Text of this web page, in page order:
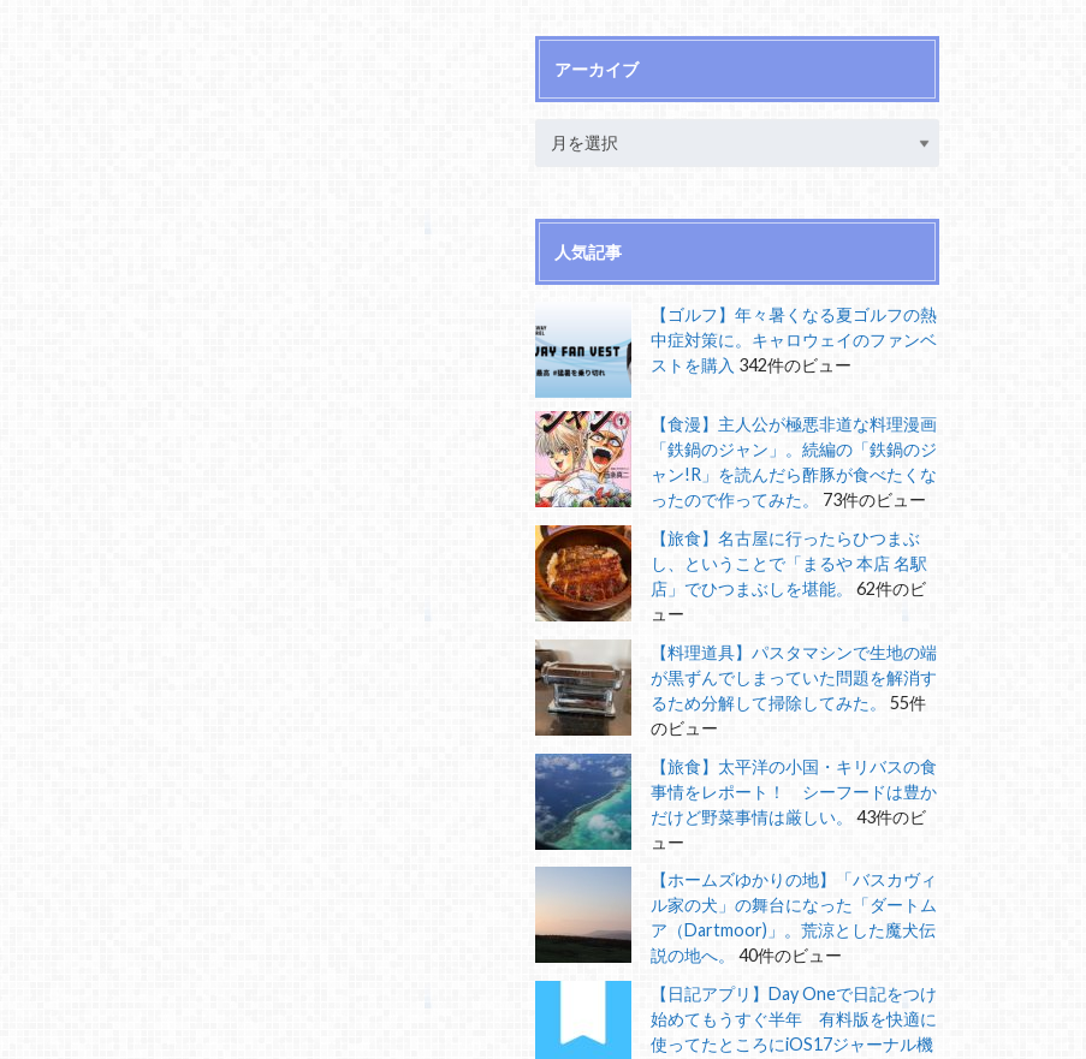
アーカイブ
人気記事
【ゴルフ】年々暑くなる夏ゴルフの熱
中症対策に。キャロウェイのファンベ
ストを購入 342件のビュー
【食漫】主人公が極悪非道な料理漫画
「鉄鍋のジャン」。続編の「鉄鍋のジ
ャン!R」を読んだら酢豚が食べたくな
ったので作ってみた。
73件のビュー
【旅食】名古屋に行ったらひつまぶ
し、ということで「まるや 本店 名駅
店」でひつまぶしを堪能。
62件のビ
ュー
【料理道具】パスタマシンで生地の端
が黒ずんでしまっていた問題を解消す
るため分解して掃除してみた。
55件
のビュー
【旅食】太平洋の小国・キリバスの食
事情をレポート！ シーフードは豊か
だけど野菜事情は厳しい。
43件のビ
ュー
【ホームズゆかりの地】「バスカヴィ
ル家の犬」の舞台になった「ダートム
ア（Dartmoor)」。荒涼とした魔犬伝
説の地へ。
40件のビュー
【日記アプリ】Day Oneで日記をつけ
始めてもうすぐ半年 有料版を快適に
使ってたところにiOS17ジャーナル機